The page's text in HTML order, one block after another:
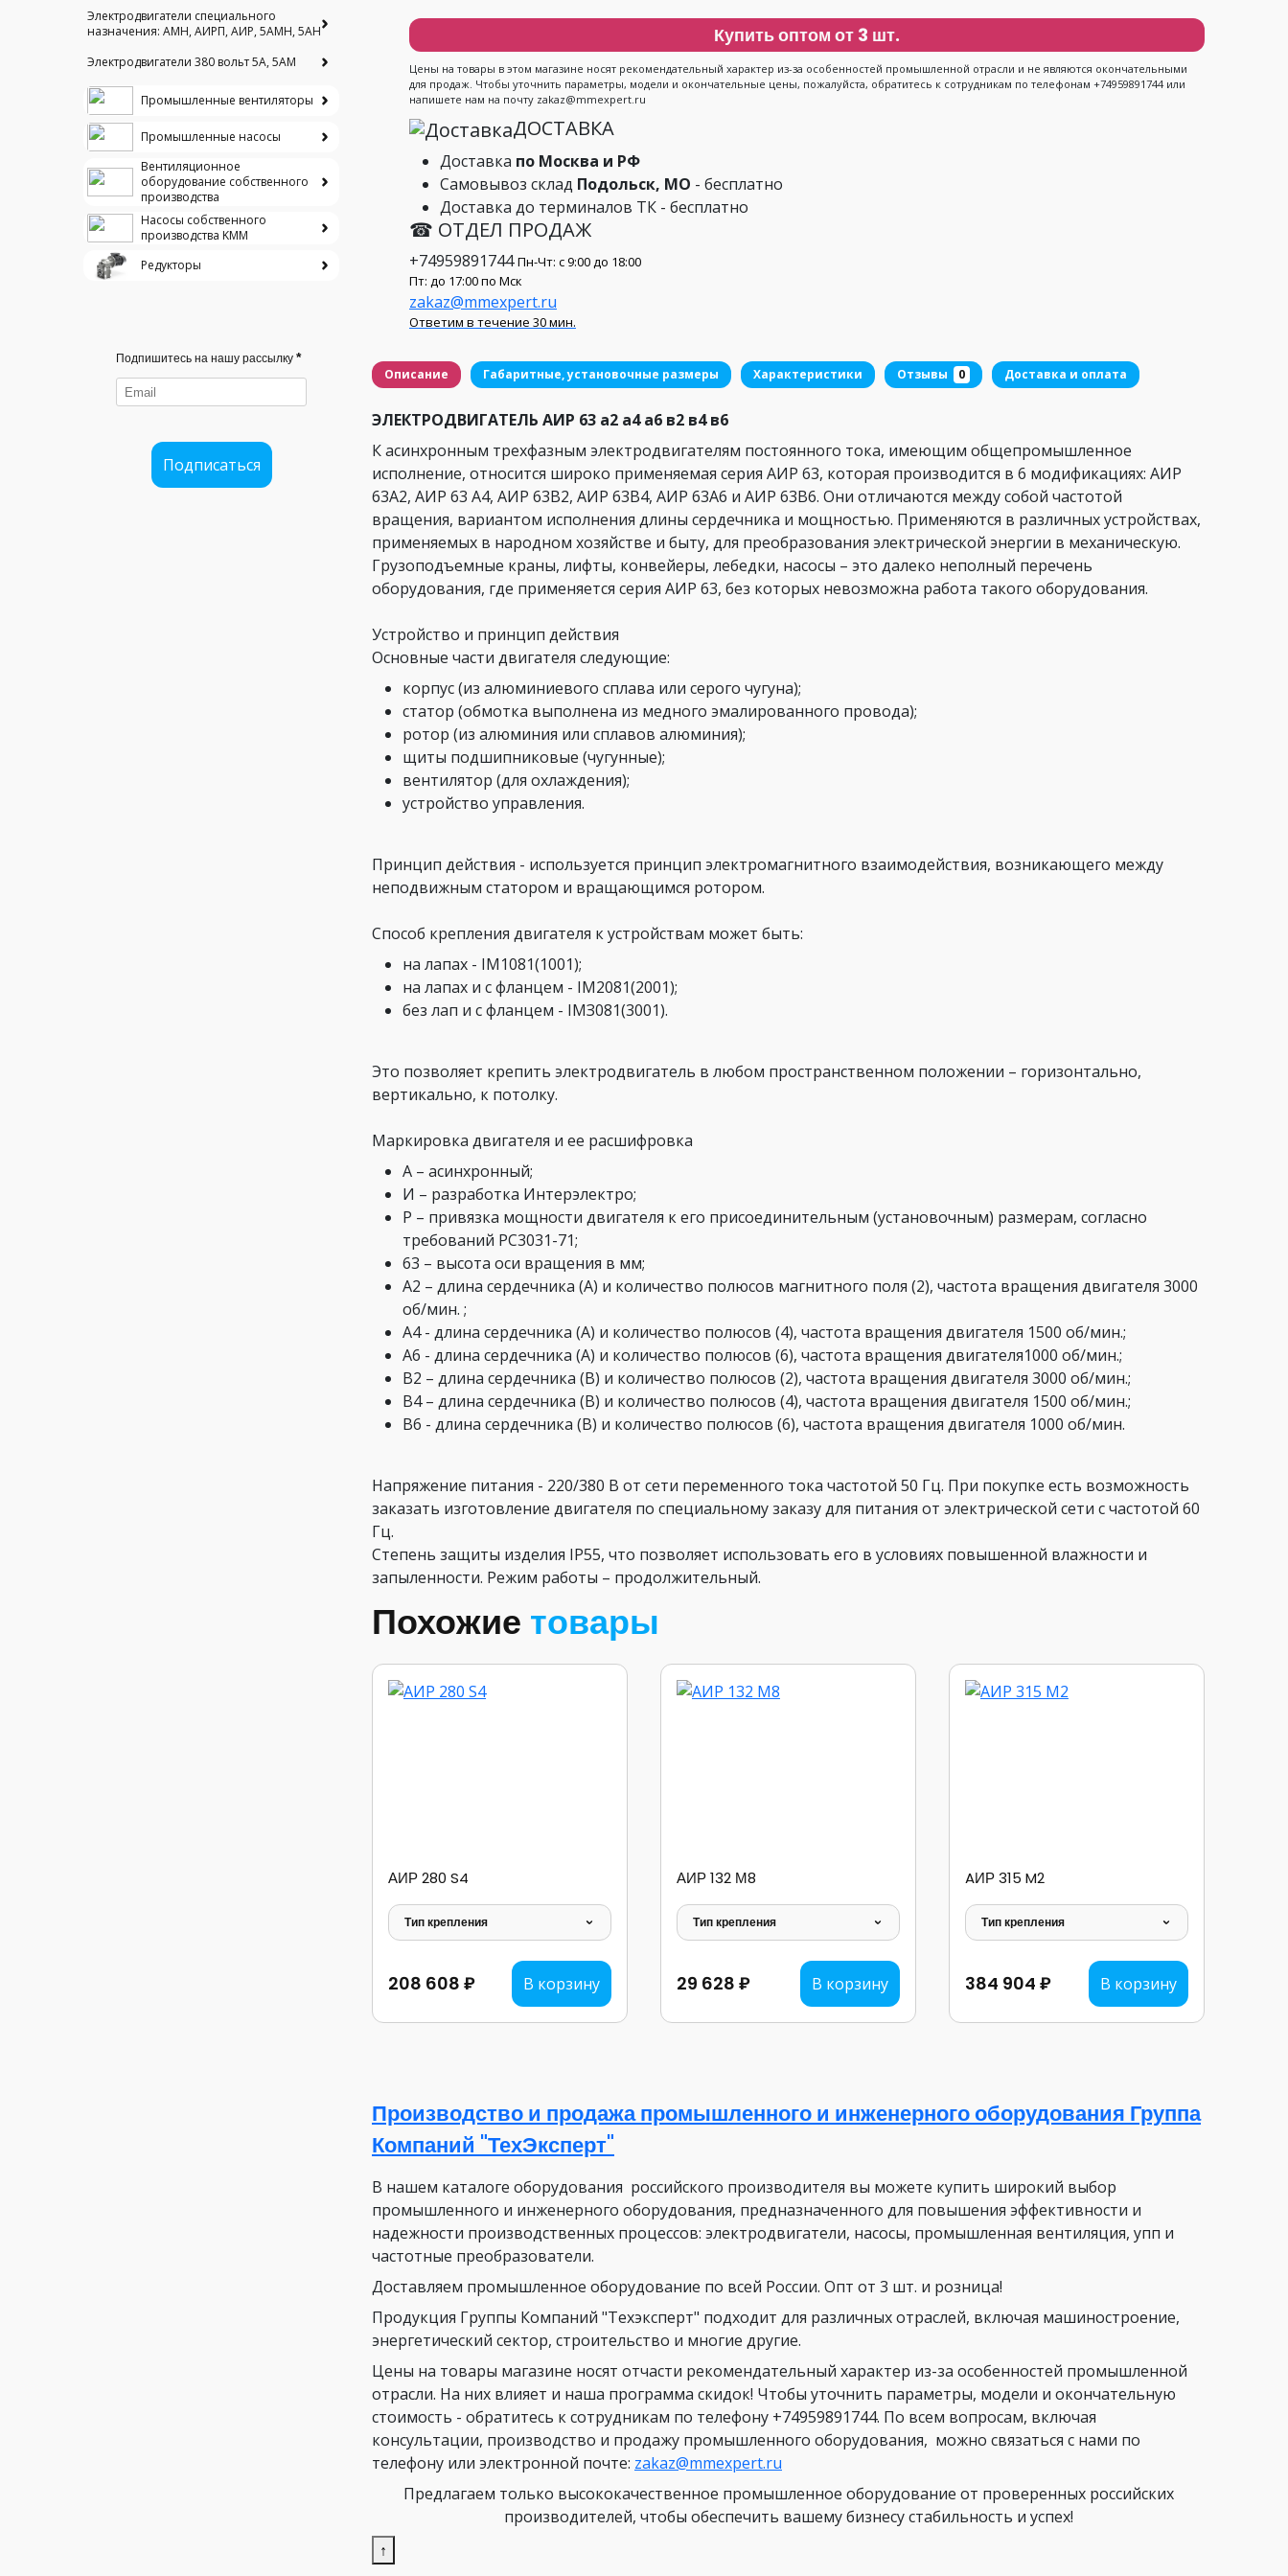
Электродвигатели специального
назначения: АМН, АИРП, АИР, 5АМН, 5АН
Электродвигатели 380 вольт 5А, 5АМ
Промышленные вентиляторы
Промышленные насосы
Вентиляционное
оборудование собственного
производства
Насосы собственного
производства KMM
Редукторы
Подпишитесь на нашу рассылку *
Подписаться
Купить оптом от 3 шт.
Цены на товары в этом магазине носят рекомендательный характер из-за особенностей промышленной отрасли и не являются окончательными
для продаж. Чтобы уточнить параметры, модели и окончательные цены, пожалуйста, обратитесь к сотрудникам по телефонам +74959891744 или
напишете нам на почту zakaz@mmexpert.ru
ДОСТАВКА
Доставка по Москва и РФ
Самовывоз склад Подольск, МО - бесплатно
Доставка до терминалов ТК - бесплатно
☎ ОТДЕЛ ПРОДАЖ
+74959891744 Пн-Чт: с 9:00 до 18:00
Пт: до 17:00 по Мск
zakaz@mmexpert.ru
Ответим в течение 30 мин.
Описание Габаритные, установочные размеры Характеристики Отзывы 0 Доставка и оплата
ЭЛЕКТРОДВИГАТЕЛЬ АИР 63 а2 а4 а6 в2 в4 в6
К асинхронным трехфазным электродвигателям постоянного тока, имеющим общепромышленное
исполнение, относится широко применяемая серия АИР 63, которая производится в 6 модификациях: АИР
63А2, АИР 63 А4, АИР 63В2, АИР 63В4, АИР 63А6 и АИР 63В6. Они отличаются между собой частотой
вращения, вариантом исполнения длины сердечника и мощностью. Применяются в различных устройствах,
применяемых в народном хозяйстве и быту, для преобразования электрической энергии в механическую.
Грузоподъемные краны, лифты, конвейеры, лебедки, насосы – это далеко неполный перечень
оборудования, где применяется серия АИР 63, без которых невозможна работа такого оборудования.
Устройство и принцип действия
Основные части двигателя следующие:
корпус (из алюминиевого сплава или серого чугуна);
статор (обмотка выполнена из медного эмалированного провода);
ротор (из алюминия или сплавов алюминия);
щиты подшипниковые (чугунные);
вентилятор (для охлаждения);
устройство управления.
Принцип действия - используется принцип электромагнитного взаимодействия, возникающего между
неподвижным статором и вращающимся ротором.
Способ крепления двигателя к устройствам может быть:
на лапах - IМ1081(1001);
на лапах и с фланцем - IМ2081(2001);
без лап и с фланцем - IМЗ081(3001).
Это позволяет крепить электродвигатель в любом пространственном положении – горизонтально,
вертикально, к потолку.
Маркировка двигателя и ее расшифровка
А – асинхронный;
И – разработка Интерэлектро;
Р – привязка мощности двигателя к его присоединительным (установочным) размерам, согласно
требований РС3031-71;
63 – высота оси вращения в мм;
А2 – длина сердечника (А) и количество полюсов магнитного поля (2), частота вращения двигателя 3000
об/мин. ;
А4 - длина сердечника (А) и количество полюсов (4), частота вращения двигателя 1500 об/мин.;
А6 - длина сердечника (А) и количество полюсов (6), частота вращения двигателя1000 об/мин.;
В2 – длина сердечника (В) и количество полюсов (2), частота вращения двигателя 3000 об/мин.;
В4 – длина сердечника (В) и количество полюсов (4), частота вращения двигателя 1500 об/мин.;
В6 - длина сердечника (В) и количество полюсов (6), частота вращения двигателя 1000 об/мин.
Напряжение питания - 220/380 В от сети переменного тока частотой 50 Гц. При покупке есть возможность
заказать изготовление двигателя по специальному заказу для питания от электрической сети с частотой 60
Гц.
Степень защиты изделия IP55, что позволяет использовать его в условиях повышенной влажности и
запыленности. Режим работы – продолжительный.
Похожие товары
АИР 280 S4
Тип крепления
208 608 ₽ В корзину
АИР 132 М8
Тип крепления
29 628 ₽ В корзину
AИР 315 M2
Тип крепления
384 904 ₽ В корзину
Производство и продажа промышленного и инженерного оборудования Группа
Компаний "ТехЭксперт"
В нашем каталоге оборудования российского производителя вы можете купить широкий выбор
промышленного и инженерного оборудования, предназначенного для повышения эффективности и
надежности производственных процессов: электродвигатели, насосы, промышленная вентиляция, упп и
частотные преобразователи.
Доставляем промышленное оборудование по всей России. Опт от 3 шт. и розница!
Продукция Группы Компаний "Техэксперт" подходит для различных отраслей, включая машиностроение,
энергетический сектор, строительство и многие другие.
Цены на товары магазине носят отчасти рекомендательный характер из-за особенностей промышленной
отрасли. На них влияет и наша программа скидок! Чтобы уточнить параметры, модели и окончательную
стоимость - обратитесь к сотрудникам по телефону +74959891744. По всем вопросам, включая
консультации, производство и продажу промышленного оборудования, можно связаться с нами по
телефону или электронной почте: zakaz@mmexpert.ru
Предлагаем только высококачественное промышленное оборудование от проверенных российских
производителей, чтобы обеспечить вашему бизнесу стабильность и успех!
↑